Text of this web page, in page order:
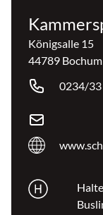
Königsalle 15
44789 Bochum
0234/